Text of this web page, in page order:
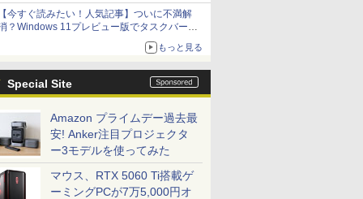
今すぐ読みたい！人気記事】ついに不満解
？Windows 11プレビュー版でタスクバーの
もっと見る
Special Site
Amazon プライムデー過去最
安! Anker注目プロジェクタ
ー3モデルを使ってみた
マウス、RTX 5060 Ti搭載ゲ
ーミングPCが7万5,000円オ